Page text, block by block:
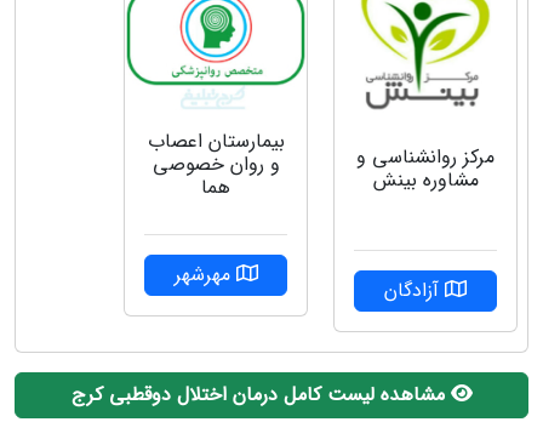
مرکز روانشناسی و
مشاوره بینش
آزادگان
بیمارستان اعصاب
و روان خصوصی
هما
مهرشهر
مشاهده لیست کامل درمان اختلال دوقطبی کرج